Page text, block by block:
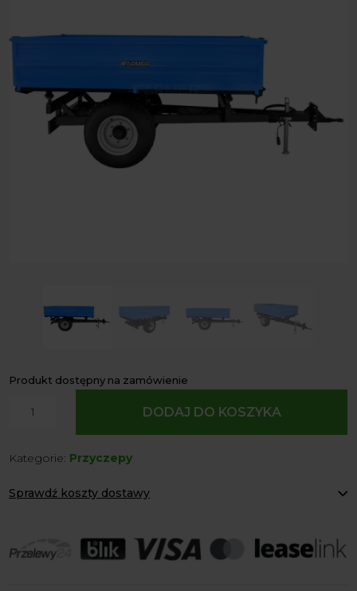
Produkt dostępny na zamówienie
jednoosiowa
z
Hamulcem
DODAJ DO KOSZYKA
Kategorie: Przyczepy
Sprawdź koszty dostawy
Agrol transport: 200 zł
Agrol transport gabaryty: ustalane indywidualnie